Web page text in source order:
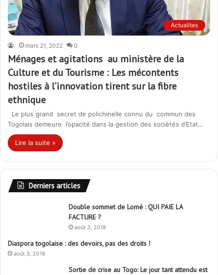
Actualites
mars 21, 2022 0
Ménages et agitations au ministère de la
Culture et du Tourisme : Les mécontents
hostiles à l’innovation tirent sur la fibre
ethnique
Le plus grand secret de polichinelle connu du commun des
Togolais demeure l’opacité dans la gestion des sociétés d’Etat…
Lire la suite »
Derniers articles
Double sommet de Lomé : QUI PAIE LA
FACTURE ?
août 3, 2018
Diaspora togolaise : des devoirs, pas des droits !
août 3, 2018
Sortie de crise au Togo: Le jour tant attendu est